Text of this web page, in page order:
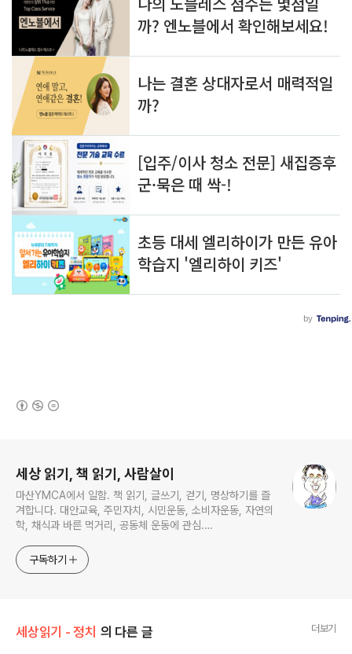
세상 읽기, 책 읽기, 사람살이
마산YMCA에서 일함. 책 읽기, 글쓰기, 걷기, 명상하기를 즐
겨합니다. 대안교육, 주민자치, 시민운동, 소비자운동, 자연의
학, 채식과 바른 먹거리, 공동체 운동에 관심.
http://www.facebook.com/ymcaman
구독하기
세상읽기 - 정치 의 다른 글 더보기